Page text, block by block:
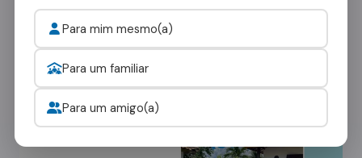
Cada paciente tem necessidades únicas. Nossa
rede em Severiano de Almeida oferece
diferentes tipos de ambientes:
Clínicas Femininas
Para mim mesmo(a)
Para um familiar
Para um amigo(a)